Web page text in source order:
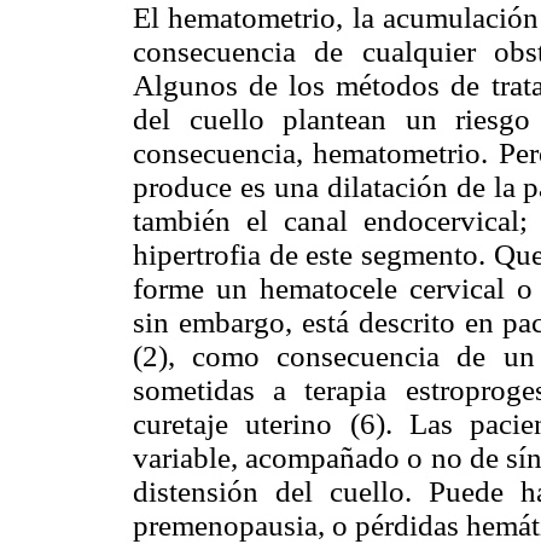
El hematometrio, la
consecuencia de cualquier
Algunos de los métodos de
del cuello plantean un
consecuencia, hematometrio.
produce es una dilatación de la
también el canal
hipertrofia de este segmento.
forme un hematocele cervical
sin embargo, está descrito en
(2), como consecuencia de
sometidas a terapia
curetaje uterino (6). Las
variable, acompañado o no de
distensión del cuello. Puede
premenopausia, o pérdidas